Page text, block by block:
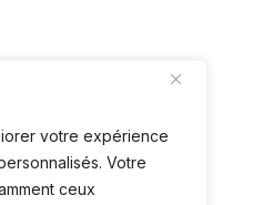
votre expérience
Votre
ceux